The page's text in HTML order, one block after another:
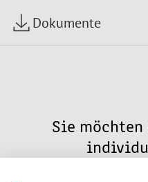
Dokumente
Sie